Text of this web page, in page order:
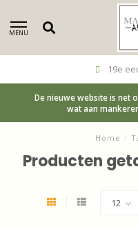
MENU
19e
De nieuwe website is net
wat aan
Home /
Producten